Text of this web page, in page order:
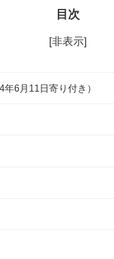
目次
[非表示]
6月11日寄り付き）